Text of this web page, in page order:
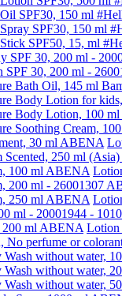
SPF30, 150 ml
SPF30, 150 ml
SPF50, 15, ml
SPF 30, 200 ml -
30, 200 ml -
Bath Oil, 145 ml
Body Lotion for
Body Lotion, 100 ml
Soothing Cream,
30 ml ABENA
250 ml (Asia)
100 ml ABENA
200 ml - 26001307
250 ml ABENA
ml - 20001944 -
ml ABENA Lotion
perfume or
without water,
without water,
without water,